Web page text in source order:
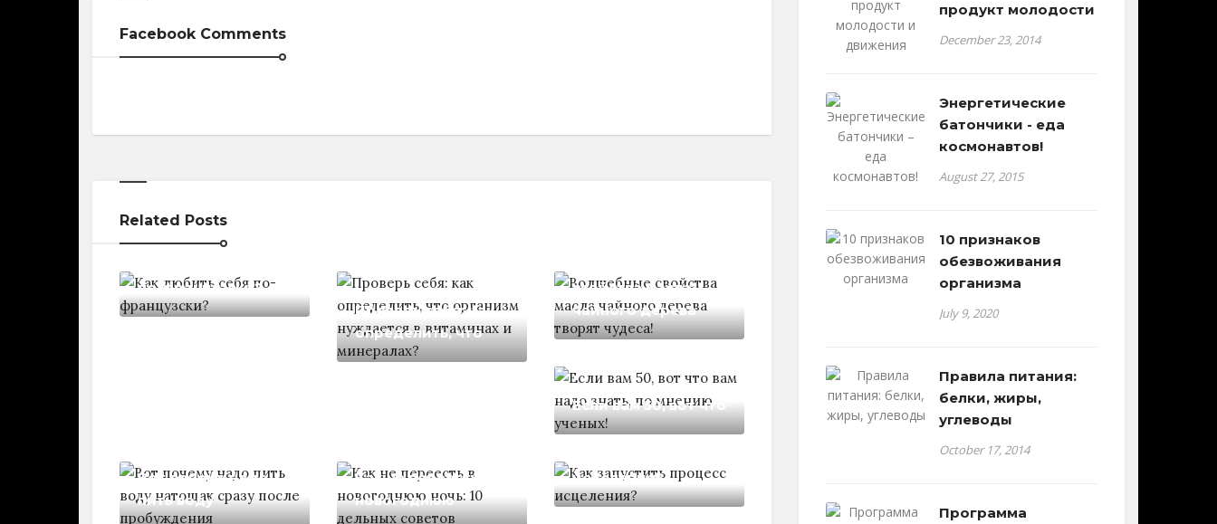
Facebook Comments
Related Posts
по-французски?
Проверь себя: как
определить, что
свойства масла
чайного дерева
Если вам 50, вот что
Вот почему надо
пить воду
Как не переесть в
новогоднюю
Как запустить
исцеления?
продукт молодости
December 23, 2014
Энергетические
батончики - еда
космонавтов!
August 27, 2015
10 признаков
обезвоживания
организма
July 9, 2020
Правила питания:
белки, жиры,
углеводы
October 17, 2014
Программа